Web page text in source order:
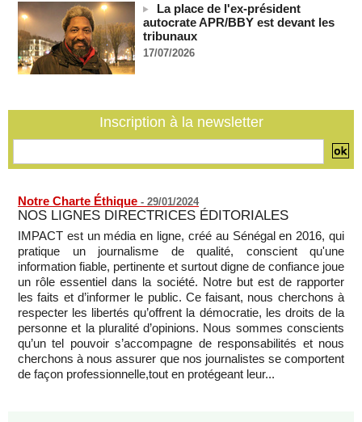
francs CFA au Sénégal à travers trois accords de financement
05/08/2026 -
Election du SG de l’ONU : L'Afrique apparait comme la
région qui affaiblit le principe de rotation régionale (Carlos
Lopez)
L’UE débloque 1,4 milliard d’euros de profits d’avoirs russes
gelés pour financer l’Ukraine
La place de l'ex-président
autocrate APR/BBY est devant les
tribunaux
17/07/2026
Inscription à la newsletter
Notre Charte Éthique - 29/01/2024
NOS LIGNES DIRECTRICES ÉDITORIALES
IMPACT est un média en ligne, créé au Sénégal en 2016, qui
pratique un journalisme de qualité, conscient qu'une
information fiable, pertinente et surtout digne de confiance joue
un rôle essentiel dans la société. Notre but est de rapporter
les faits et d’informer le public. Ce faisant, nous cherchons à
respecter les libertés qu’offrent la démocratie, les droits de la
personne et la pluralité d’opinions. Nous sommes conscients
qu’un tel pouvoir s’accompagne de responsabilités et nous
cherchons à nous assurer que nos journalistes se comportent
de façon professionnelle,tout en protégeant leur...